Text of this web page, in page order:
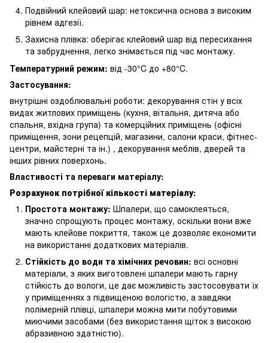
Подвійний клейовий шар: нетоксична основа з високим
рівнем адгезії.
Захисна плівка: оберігає клейовий шар від пересихання
та забруднення, легко знімається під час монтажу.
Температурний режим: від -30°C до +80°C.
Застосування:
внутрішні оздоблювальні роботи: декорування стін у всіх
видах житлових приміщень (кухня, вітальня, дитяча або
спальня, вхідна група) та комерційних приміщень (офісні
приміщення, зони рецепцій, магазини, салони краси, фітнес-
центри, майстерні та ін.) , декорування меблів, дверей та
інших рівних поверхонь.
Властивості та переваги матеріалу:
Розрахунок потрібної кількості матеріалу:
Простота монтажу: Шпалери, що самоклеяться,
значно спрощують процес монтажу, оскільки вони вже
мають клейове покриття, також це дозволяє економити
на використанні додаткових матеріалів.
Стійкість до води та хімічних речовин: всі основні
матеріали, з яких виготовлені шпалери мають гарну
стійкість до вологи, це дає можливість застосовувати їх
у приміщеннях з підвищеною вологістю, а завдяки
полімерній плівці, шпалери можна мити побутовими
миючими засобами (без використання щіток з високою
абразивною здатністю).